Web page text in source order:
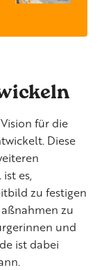
für die
Diese
es,
zu festigen
zu
und
ist dabei